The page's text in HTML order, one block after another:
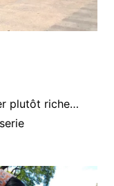
plutôt riche…